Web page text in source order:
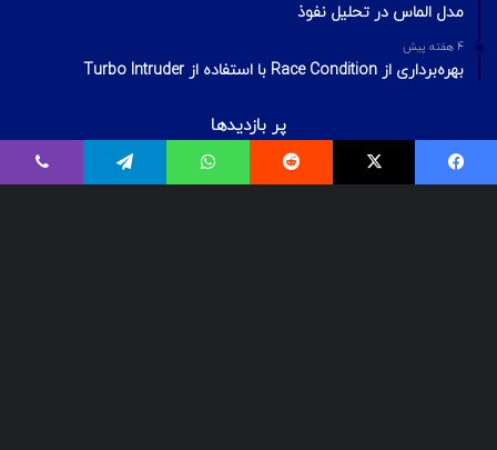
مدل الماس در تحلیل نفوذ
4 هفته پیش
بهره‌برداری از Race Condition با استفاده از Turbo Intruder
پر بازدیدها
اردیبهشت ۲۰, ۱۴۰۰